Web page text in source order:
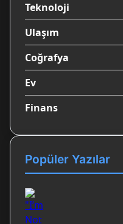
Teknoloji
Ulaşım
Coğrafya
Ev
Finans
Popüler Yazılar